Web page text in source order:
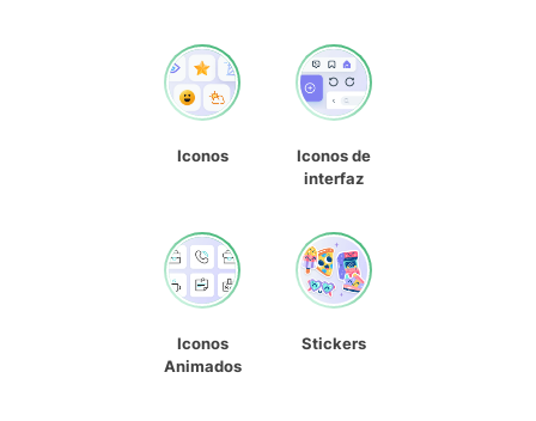
Iconos
Iconos de
interfaz
Iconos
Animados
Stickers